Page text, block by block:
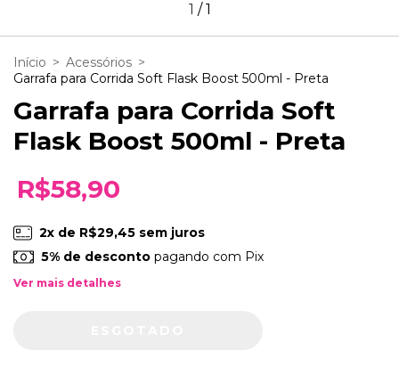
1 /1
Início > Acessórios >
Garrafa para Corrida Soft Flask Boost 500ml - Preta
Garrafa para Corrida Soft
Flask Boost 500ml - Preta
R$58,90
2x de R$29,45sem juros
5% de desconto pagando com Pix
Ver mais detalhes